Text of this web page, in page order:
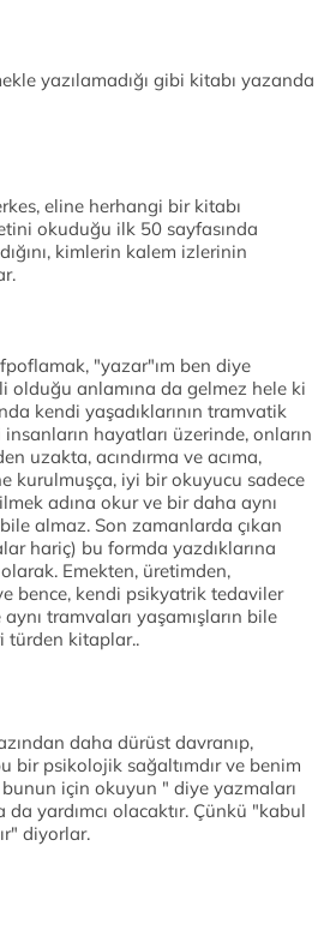
yazılamadığı gibi kitabı yazanda
eline herhangi bir kitabı
okuduğu ilk 50 sayfasında
kimlerin kalem izlerinin
"yazar"ım ben diye
olduğu anlamına da gelmez hele ki
kendi yaşadıklarının tramvatik
hayatları üzerinde, onların
uzakta, acındırma ve acıma,
kurulmuşça, iyi bir okuyucu sadece
adına okur ve bir daha aynı
almaz. Son zamanlarda çıkan
hariç) bu formda yazdıklarına
Emekten, üretimden,
bence, kendi psikyatrik tedaviler
tramvaları yaşamışların bile
türden kitaplar..
daha dürüst davranıp,
bir psikolojik sağaltımdır ve benim
için okuyun " diye yazmaları
yardımcı olacaktır. Çünkü "kabul
diyorlar.